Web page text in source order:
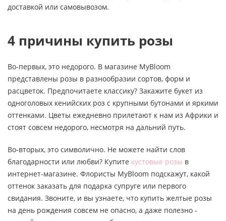
доставкой или самовывозом.
4 причины купить розы
Во-первых, это недорого. В магазине MyBloom
представлены розы в разнообразии сортов, форм и
расцветок. Предпочитаете классику? Закажите букет из
одноголовых кенийских роз с крупными бутонами и яркими
оттенками. Цветы ежедневно прилетают к нам из Африки и
стоят совсем недорого, несмотря на дальний путь.
Во-вторых, это символично. Не можете найти слов
благодарности или любви? Купите кустовые розы в
интернет-магазине. Флористы MyBloom подскажут, какой
оттенок заказать для подарка супруге или первого
свидания. Звоните, и вы узнаете, что купить желтые розы
на день рождения совсем не опасно, а даже полезно -